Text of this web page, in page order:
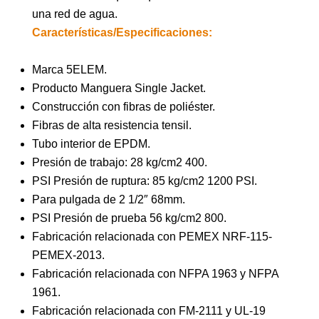
una red de agua.
Características/Especificaciones:
Marca 5ELEM.
Producto Manguera Single Jacket.
Construcción con fibras de poliéster.
Fibras de alta resistencia tensil.
Tubo interior de EPDM.
Presión de trabajo: 28 kg/cm2 400.
PSI Presión de ruptura: 85 kg/cm2 1200 PSI.
Para pulgada de 2 1/2″ 68mm.
PSI Presión de prueba 56 kg/cm2 800.
Fabricación relacionada con PEMEX NRF-115-
PEMEX-2013.
Fabricación relacionada con NFPA 1963 y NFPA
1961.
Fabricación relacionada con FM-2111 y UL-19